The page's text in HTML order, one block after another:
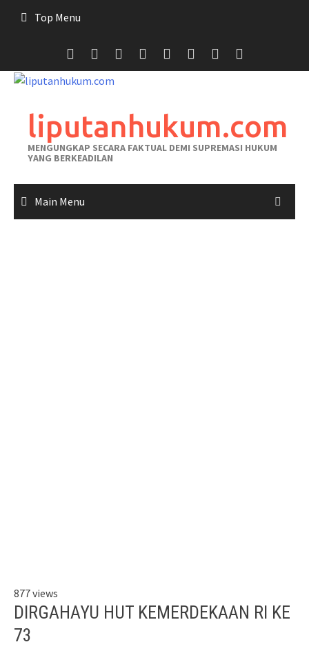
Top Menu
liputanhukum.com
MENGUNGKAP SECARA FAKTUAL DEMI SUPREMASI HUKUM
YANG BERKEADILAN
Main Menu
877 views
DIRGAHAYU HUT KEMERDEKAAN RI KE
73